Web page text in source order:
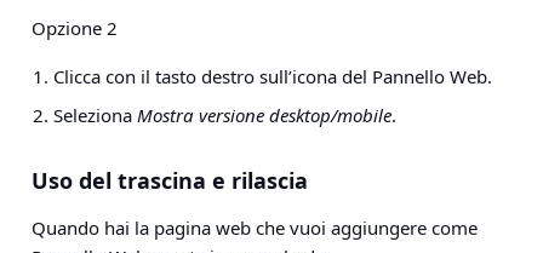
Opzione 2
Clicca con il tasto destro sull’icona del Pannello Web.
Seleziona Mostra versione desktop/mobile.
Uso del trascina e rilascia
Quando hai la pagina web che vuoi aggiungere come